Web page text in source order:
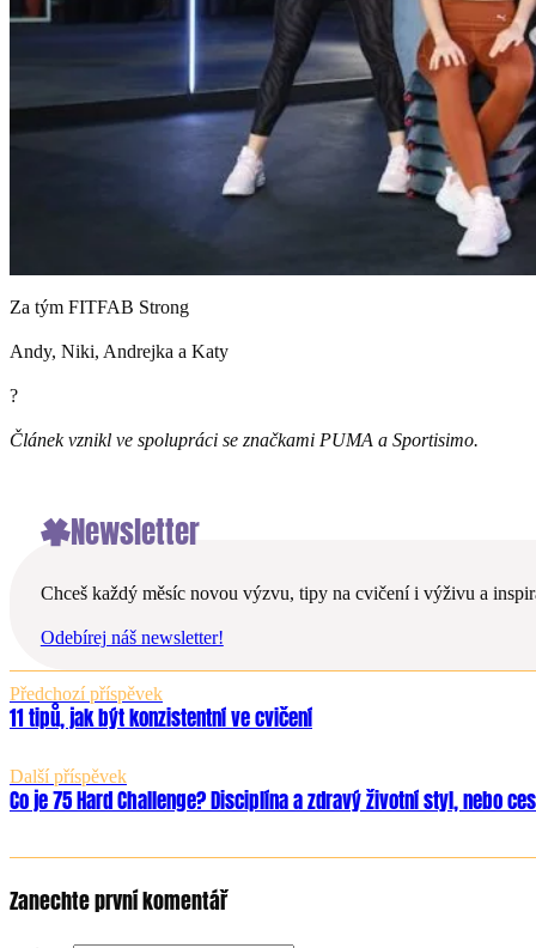
Za tým FITFAB Strong
Andy, Niki, Andrejka a Katy
?
Článek vznikl ve spolupráci se značkami PUMA a Sportisimo.
Newsletter
Chceš každý měsíc novou výzvu, tipy na cvičení i výživu a
Odebírej náš newsletter!
Předchozí příspěvek
11 tipů, jak být konzistentní ve cvičení
Další příspěvek
Co je 75 Hard Challenge? Disciplína a zdravý životní styl, nebo
Zanechte první komentář